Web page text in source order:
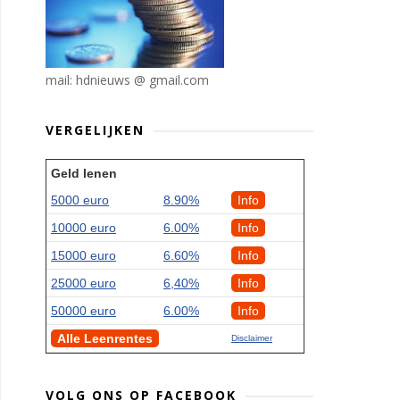
mail: hdnieuws @ gmail.com
VERGELIJKEN
Geld lenen
5000 euro
8.90%
Info
10000 euro
6.00%
Info
15000 euro
6.60%
Info
25000 euro
6,40%
Info
50000 euro
6.00%
Info
Alle Leenrentes
Disclaimer
VOLG ONS OP FACEBOOK